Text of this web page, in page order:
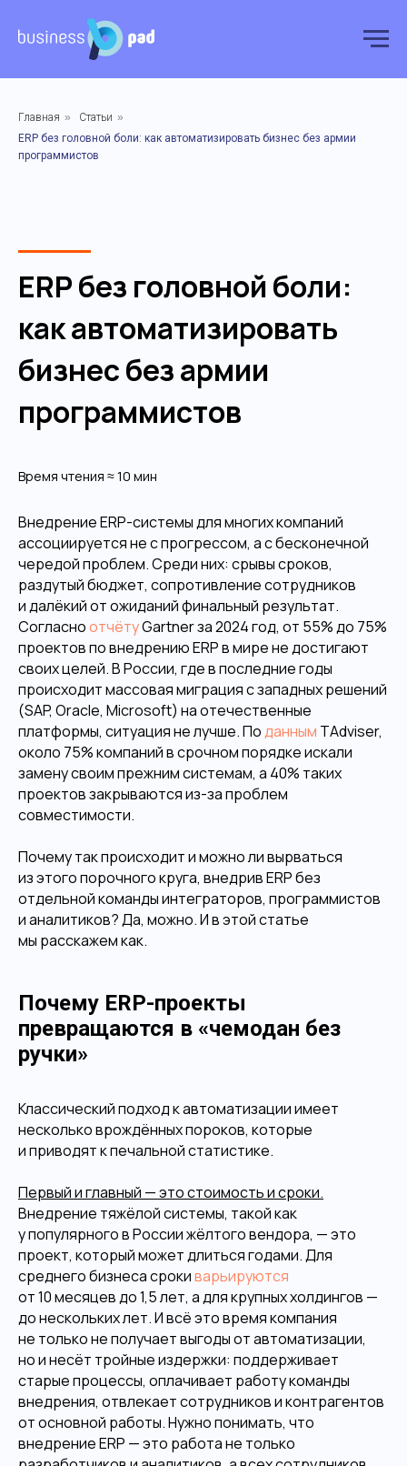
Главная » Статьи »
ERP без головной боли: как автоматизировать бизнес без армии
программистов
ERP без головной боли:
как автоматизировать
бизнес без армии
программистов
Время чтения ≈ 10 мин
Внедрение ERP-системы для многих компаний
ассоциируется не с прогрессом, а с бесконечной
чередой проблем. Среди них: срывы сроков,
раздутый бюджет, сопротивление сотрудников
и далёкий от ожиданий финальный результат.
СогласноотчётуGartner за 2024 год, от 55% до 75%
проектов по внедрению ERP в мире не достигают
своих целей. В России, где в последние годы
происходит массовая миграция с западных решений
(SAP, Oracle, Microsoft) на отечественные
платформы, ситуация не лучше. Поданным TAdviser,
около 75% компаний в срочном порядке искали
замену своим прежним системам, а 40% таких
проектов закрываются из-за проблем
совместимости.
Почему так происходит и можно ли вырваться
из этого порочного круга, внедрив ERP без
отдельной команды интеграторов, программистов
и аналитиков? Да, можно. И в этой статье
мы расскажем как.
Почему ERP-проекты
превращаются в «чемодан без
ручки»
Классический подход к автоматизации имеет
несколько врождённых пороков, которые
и приводят к печальной статистике.
Первый и главный — это стоимость и сроки.
Внедрение тяжёлой системы, такой как
у популярного в России жёлтого вендора, — это
проект, который может длиться годами. Для
среднего бизнеса срокиварьируются
от 10 месяцев до 1,5 лет, а для крупных холдингов —
до нескольких лет. И всё это время компания
не только не получает выгоды от автоматизации,
но и несёт тройные издержки: поддерживает
старые процессы, оплачивает работу команды
внедрения, отвлекает сотрудников и контрагентов
от основной работы. Нужно понимать, что
внедрение ERP — это работа не только